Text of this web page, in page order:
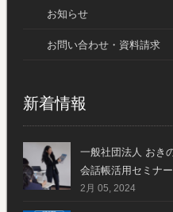
お知らせ
お問い合わせ・資料請求
新着情報
一般社団法人 おき
会話帳活用セミナー
2月 05, 2024